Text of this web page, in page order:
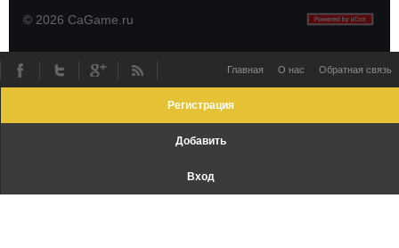
© 2026 CaGame.ru
Главная О нас Обратная связь
Регистрация
Добавить
Вход